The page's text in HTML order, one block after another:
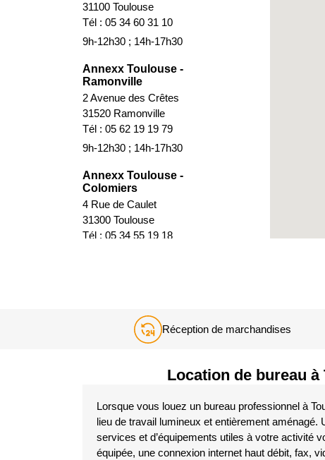
31100 Toulouse
Tél : 05 34 60 31 10
9h-12h30 ; 14h-17h30
Annexx Toulouse -
Ramonville
2 Avenue des Crêtes
31520 Ramonville
Tél : 05 62 19 19 79
9h-12h30 ; 14h-17h30
Annexx Toulouse -
Colomiers
4 Rue de Caulet
31300 Toulouse
Tél : 05 34 55 19 18
31200 Toulouse
Tél : 05 61 11 03 53Réception de marchandises
Location de bureau
Lorsque vous louez un bureau professionnel à
lieu de travail lumineux et entièrement aménagé.
services et d’équipements utiles à votre activité
équipée, une connexion internet haut débit, fax,